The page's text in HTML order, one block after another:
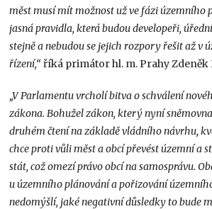
měst musí mít možnost už ve fázi územního
jasná pravidla, která budou developeři,
stejně a nebudou se jejich rozpory řešit až v
řízení,“říká primátor hl. m. Prahy Zdeněk
„V Parlamentu vrcholí bitva o schválení
zákona. Bohužel zákon, který nyní
druhém čtení na základě vládního návrhu,
chce proti vůli měst a obcí převést územní a
stát, což omezí právo obcí na samosprávu.
u územního plánování a pořizování
nedomýšlí, jaké negativní důsledky to bude